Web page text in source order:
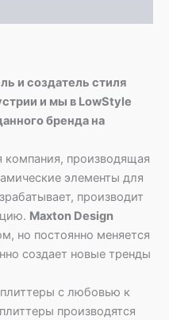
и создатель стиля
и мы в LowStyle
бренда на
компания, производящая
элементы для
производит
Maxton Design
но постоянно меняется
создает новые тренды
с любовью к
производятся